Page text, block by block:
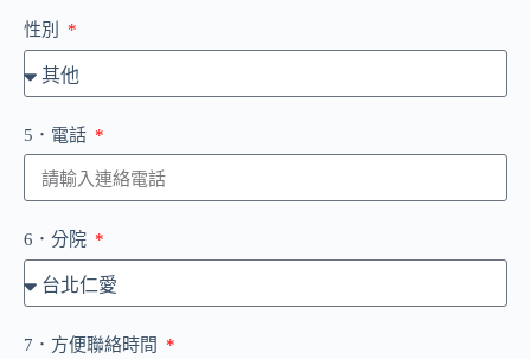
性別
5．電話
6．分院
7．方便聯絡時間